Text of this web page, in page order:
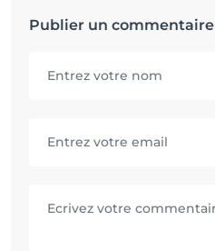
Publier un commentaire